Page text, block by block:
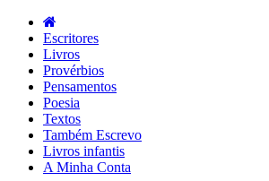
Escritores
Livros
Provérbios
Pensamentos
Poesia
Textos
Também Escrevo
Livros infantis
A Minha Conta